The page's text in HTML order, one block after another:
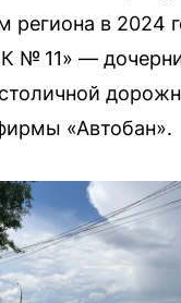
региона в 2024
№ 11» —
«Автобан».